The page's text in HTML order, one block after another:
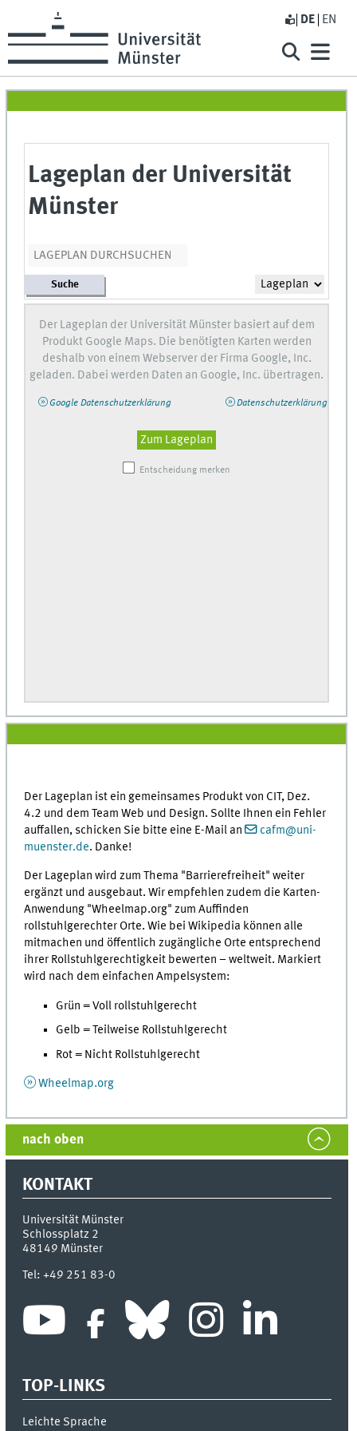
DE EN
Lageplan der Universität
Münster
Suche
Der Lageplan der Universität Münster basiert auf dem
Produkt Google Maps. Die benötigten Karten werden
deshalb von einem Webserver der Firma Google, Inc.
geladen. Dabei werden Daten an Google, Inc. übertragen.
Google Datenschutzerklärung Datenschutzerklärung
Zum Lageplan
Entscheidung merken
Der Lageplan ist ein gemeinsames Produkt von CIT, Dez.
4.2 und dem Team Web und Design. Sollte Ihnen ein Fehler
auffallen, schicken Sie bitte eine E-Mail an
cafm@uni-
muenster.de. Danke!
Der Lageplan wird zum Thema "Barrierefreiheit" weiter
ergänzt und ausgebaut. Wir empfehlen zudem die Karten-
Anwendung "Wheelmap.org" zum Auffinden
rollstuhlgerechter Orte. Wie bei Wikipedia können alle
mitmachen und öffentlich zugängliche Orte entsprechend
ihrer Rollstuhlgerechtigkeit bewerten – weltweit. Markiert
wird nach dem einfachen Ampelsystem:
Grün = Voll rollstuhlgerecht
Gelb = Teilweise Rollstuhlgerecht
Rot = Nicht Rollstuhlgerecht
Wheelmap.org
nach oben
KONTAKT
Universität Münster
Schlossplatz 2
48149 Münster
Tel:+49 251 83-0
TOP-LINKS
Leichte Sprache